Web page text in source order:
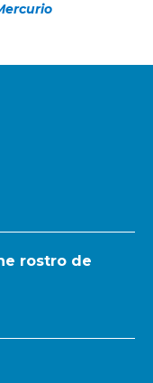
rostro de